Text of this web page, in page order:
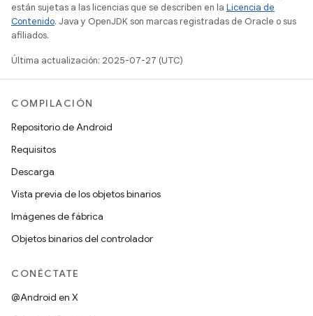
están sujetas a las licencias que se describen en la Licencia de
Contenido. Java y OpenJDK son marcas registradas de Oracle o sus
afiliados.
Última actualización: 2025-07-27 (UTC)
COMPILACIÓN
Repositorio de Android
Requisitos
Descarga
Vista previa de los objetos binarios
Imágenes de fábrica
Objetos binarios del controlador
CONÉCTATE
@Android en X